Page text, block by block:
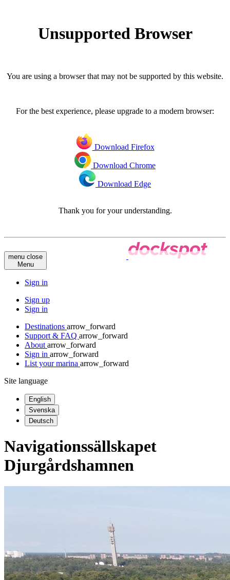
Unsupported Browser
You are using a browser that may not be supported by this website.
For the best experience, please upgrade to a modern browser:
Download Firefox
Download Chrome
Download Edge
Thank you for your understanding.
menu close
Menu
Sign in
Sign up
Sign in
Destinations arrow_forward
Support & FAQ arrow_forward
About arrow_forward
Sign in arrow_forward
List your marina arrow_forward
Site language
English
Svenska
Deutsch
Navigationssällskapet
Djurgårdshamnen